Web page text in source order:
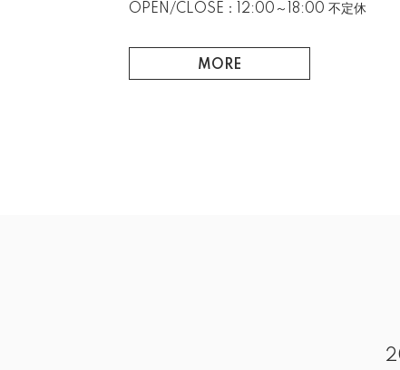
OPEN/CLOSE：12:00～18:00 不定休
MORE